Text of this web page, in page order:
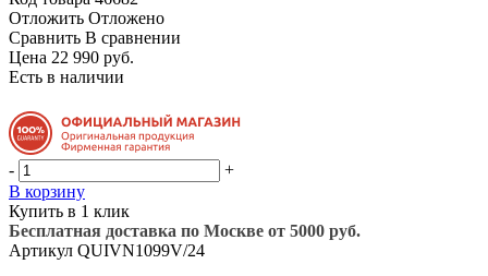
Отложить Отложено
Сравнить В сравнении
Цена 22 990 руб.
Есть в наличии
-
+
В корзину
Купить в 1 клик
Бесплатная доставка по Москве от 5000 руб.
Артикул QUIVN1099V/24